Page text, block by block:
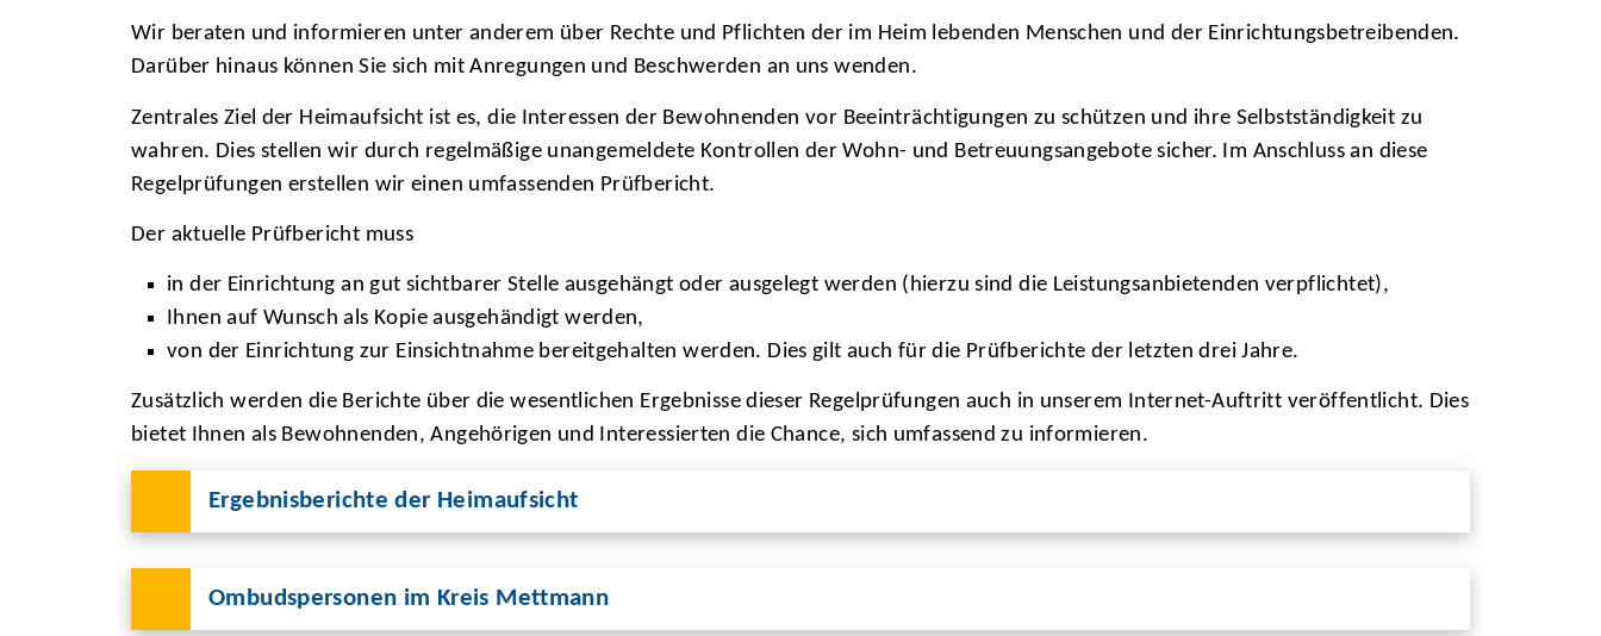
Wir beraten und informieren unter anderem über Rechte und Pflichten der im Heim lebenden Menschen und der Einrichtungsbetreibenden.
Darüber hinaus können Sie sich mit Anregungen und Beschwerden an uns wenden.
Zentrales Ziel der Heimaufsicht ist es, die Interessen der Bewohnenden vor Beeinträchtigungen zu schützen und ihre Selbstständigkeit zu
wahren. Dies stellen wir durch regelmäßige unangemeldete Kontrollen der Wohn- und Betreuungsangebote sicher. Im Anschluss an diese
Regelprüfungen erstellen wir einen umfassenden Prüfbericht.
Der aktuelle Prüfbericht muss
in der Einrichtung an gut sichtbarer Stelle ausgehängt oder ausgelegt werden (hierzu sind die Leistungsanbietenden verpflichtet),
Ihnen auf Wunsch als Kopie ausgehändigt werden,
von der Einrichtung zur Einsichtnahme bereitgehalten werden. Dies gilt auch für die Prüfberichte der letzten drei Jahre.
Zusätzlich werden die Berichte über die wesentlichen Ergebnisse dieser Regelprüfungen auch in unserem Internet-Auftritt veröffentlicht. Dies
bietet Ihnen als Bewohnenden, Angehörigen und Interessierten die Chance, sich umfassend zu informieren.
Ergebnisberichte der Heimaufsicht
Ombudspersonen im Kreis Mettmann